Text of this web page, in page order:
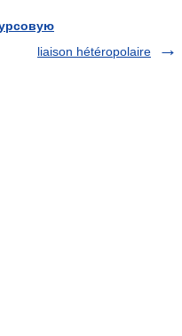
liaison hétéropolaire